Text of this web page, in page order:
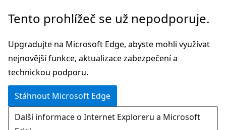
Přeskočit
hlavní
obsah
Tento prohlížeč se už nepodporuje.
Upgradujte na Microsoft Edge, abyste mohli využívat
nejnovější funkce, aktualizace zabezpečení a
technickou podporu.
Stáhnout Microsoft Edge
Další informace o Internet Exploreru a Microsoft